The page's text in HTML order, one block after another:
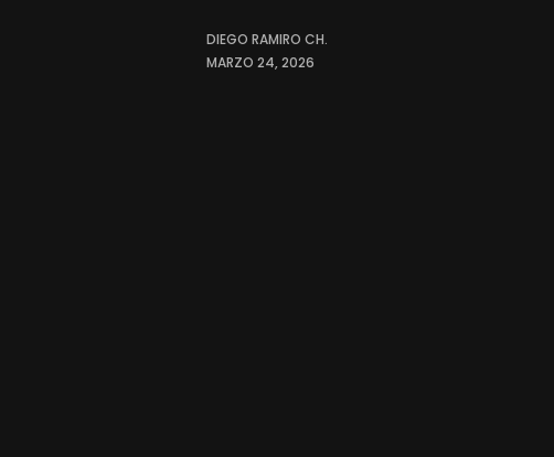
DIEGO RAMIRO CH.
MARZO 24, 2026